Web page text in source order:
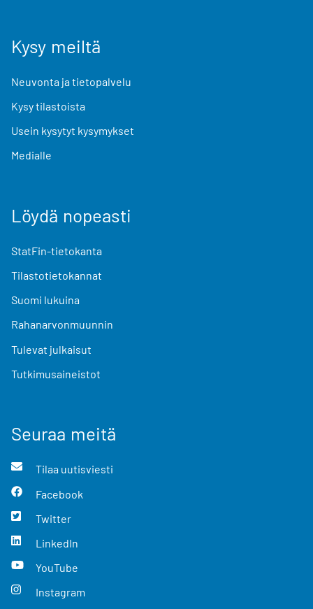
Kysy meiltä
Neuvonta ja tietopalvelu
Kysy tilastoista
Usein kysytyt kysymykset
Medialle
Löydä nopeasti
StatFin-tietokanta
Tilastotietokannat
Suomi lukuina
Rahanarvonmuunnin
Tulevat julkaisut
Tutkimusaineistot
Seuraa meitä
Tilaa uutisviesti
Facebook
Twitter
LinkedIn
YouTube
Instagram